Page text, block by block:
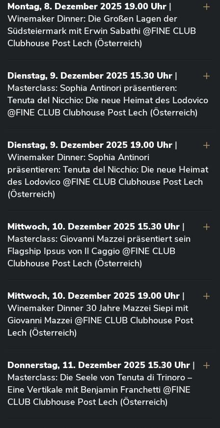
Montag, 8. Dezember 2025 19.00 Uhr |
Winemaker Dinner: Die Großen Lagen der
Südsteiermark mit Erwin Sabathi @FINE CLUB
Clubhouse Post Lech (Österreich)
Dienstag, 9. Dezember 2025 15.30 Uhr |
Masterclass: Sophia Antinori präsentieren:
Tenuta del Nicchio: Die neue Heimat des Lodovico
@FINE CLUB Clubhouse Post Lech (Österreich)
Dienstag, 9. Dezember 2025 19.00 Uhr |
Winemaker Dinner: Sophia Antinori
präsentieren: Tenuta del Nicchio: Die neue Heimat
des Lodovico @FINE CLUB Clubhouse Post Lech
(Österreich)
Mittwoch, 10. Dezember 2025 15.30 Uhr |
Masterclass: Giovanni Mazzei präsentiert sein
Flagship Ipsus von Il Caggio @FINE CLUB
Clubhouse Post Lech (Österreich)
Mittwoch, 10. Dezember 2025 19.00 Uhr |
Winemaker Dinner 30 Jahre Mazzei Siepi mit
Giovanni Mazzei @FINE CLUB Clubhouse Post
Lech (Österreich)
Donnerstag, 11. Dezember 2025 15.30 Uhr |
Masterclass: Die Seele von Tenuta di Trinoro –
Eine Vertikale mit Benjamin Franchetti @FINE
CLUB Clubhouse Post Lech (Österreich)